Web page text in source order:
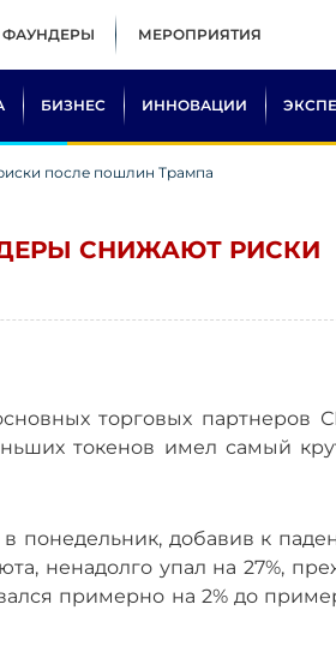
ФАУНДЕРЫ МЕРОПРИЯТИЯ
БИЗНЕС ИННОВАЦИИ
после пошлин Трампа
СНИЖАЮТ РИСКИ
торговых партнеров
токенов имел самый
понедельник, добавив к
ненадолго упал на 27%,
примерно на 2% до